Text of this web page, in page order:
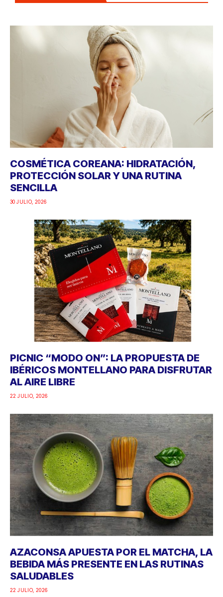
COSMÉTICA COREANA: HIDRATACIÓN,
PROTECCIÓN SOLAR Y UNA RUTINA
SENCILLA
30 JULIO, 2026
PICNIC “MODO ON”: LA PROPUESTA DE
IBÉRICOS MONTELLANO PARA DISFRUTAR
AL AIRE LIBRE
22 JULIO, 2026
AZACONSA APUESTA POR EL MATCHA, LA
BEBIDA MÁS PRESENTE EN LAS RUTINAS
SALUDABLES
22 JULIO, 2026